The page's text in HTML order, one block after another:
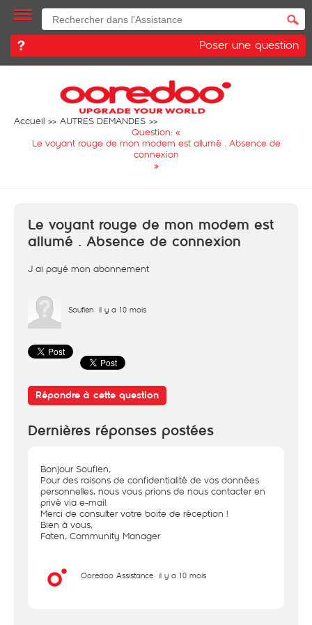
Poser une question
Accueil
AUTRES DEMANDES
Question: «
Le voyant rouge de mon modem est allumé . Absence de
connexion
»
Le voyant rouge de mon modem est
allumé . Absence de connexion
J ai payé mon abonnement
Soufien il y a 10 mois
Répondre à cette question
Dernières réponses postées
Bonjour Soufien,
Pour des raisons de confidentialité de vos données
personnelles, nous vous prions de nous contacter en
privé via e-mail.
Merci de consulter votre boite de réception !
Bien à vous,
Faten, Community Manager
Ooredoo Assistance il y a 10 mois